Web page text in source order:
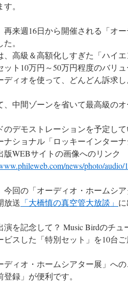
。
再来週16日から開催される「オ
。
、高級＆高額化しすぎた「ハイ
ット10万円～50万円程度のバリ
ディオを使って、どんどん訴求し
、中間ゾーンを省いて最高級の
のデモストレーションを予定し
ナショナル「ロッキーインター
版WEBサイトの画像へのリンク
news/photo/
今回の「オーディオ・ホームシ
放送 「大橋慎の真空管大放談」 に
演を記念して？ Music Birdのチ
ビスした「特別セット」を10台ご
ディオ・ホームシアター展」へ
登録」が便利です。